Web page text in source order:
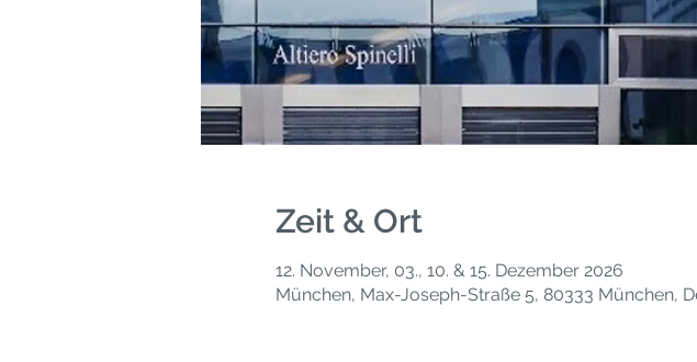
Zeit & Ort
12. November, 03., 10. & 15. Dezember 2026
München, Max-Joseph-Straße 5, 80333 München,